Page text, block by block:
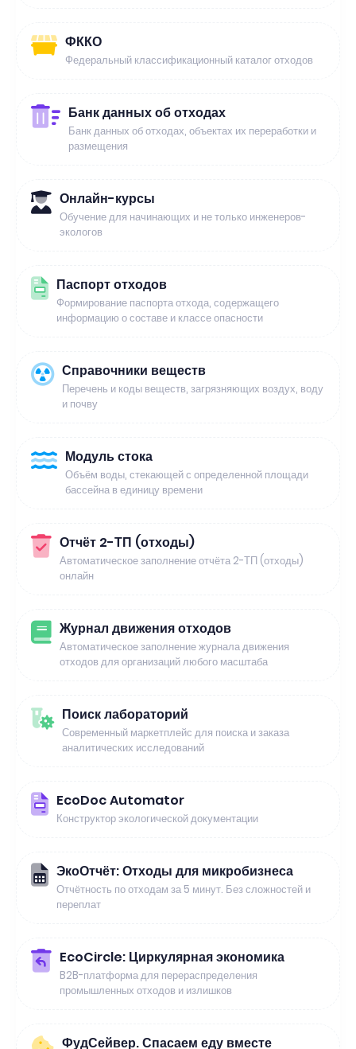
ФККО
Федеральный классификационный каталог отходов
Банк данных об отходах
Банк данных об отходах, объектах их переработки и
размещения
Онлайн-курсы
Обучение для начинающих и не только инженеров-
экологов
Паспорт отходов
Формирование паспорта отхода, содержащего
информацию о составе и классе опасности
Справочники веществ
Перечень и коды веществ, загрязняющих воздух, воду
и почву
Модуль стока
Объём воды, стекающей с определенной площади
бассейна в единицу времени
Отчёт 2-ТП (отходы)
Автоматическое заполнение отчёта 2-ТП (отходы)
онлайн
Журнал движения отходов
Автоматическое заполнение журнала движения
отходов для организаций любого масштаба
Поиск лабораторий
Современный маркетплейс для поиска и заказа
аналитических исследований
EcoDoc Automator
Конструктор экологической документации
ЭкоОтчёт: Отходы для микробизнеса
Отчётность по отходам за 5 минут. Без сложностей и
переплат
EcoCircle: Циркулярная экономика
B2B-платформа для перераспределения
промышленных отходов и излишков
ФудСейвер. Спасаем еду вместе